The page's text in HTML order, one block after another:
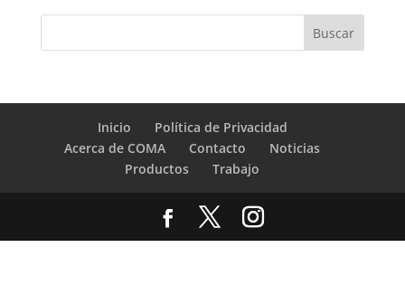
Inicio
Política de Privacidad
Acerca de COMA
Contacto
Noticias
Productos
Trabajo